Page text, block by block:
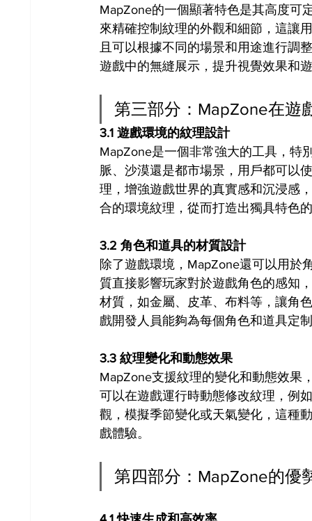
MapZone的一個顯著特色是其高度可
來精確控制紋理的外觀和細節，這讓
且可以根據不同的場景和用途進行調
遊戲中的無縫展示，提升視覺效果和
第三部分：MapZone在遊
3.1 遊戲環境的紋理設計
MapZone是一個非常強大的工具，特
脈、沙漠還是都市場景，用戶都可以
理，增強遊戲世界的真實感和沉浸感
合的環境紋理，從而打造出獨具特色
3.2 角色和道具的材質設計
除了遊戲環境，MapZone還可以用於
質直接影響玩家對於遊戲角色的感知
材質，如金屬、皮革、布料等，讓角
戲開發人員能夠為每個角色和道具定
3.3 紋理變化和動態效果
MapZone支援紋理的變化和動態效果
可以在遊戲運行時動態修改紋理，例
觀，模擬季節變化或天氣變化，這種
戲體驗。
第四部分：MapZone的優